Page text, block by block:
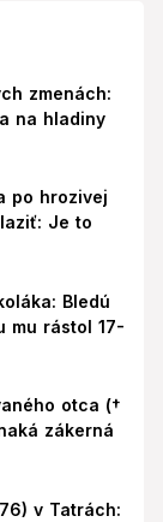
zmenách:
na hladiny
po hrozivej
Je to
Bledú
mu rástol 17-
otca (†
zákerná
v Tatrách: